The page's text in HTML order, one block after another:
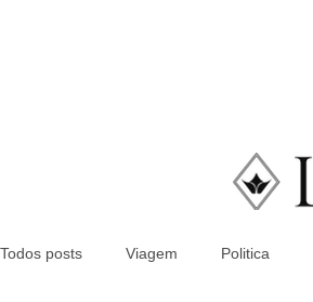
Todos posts Viagem Politica